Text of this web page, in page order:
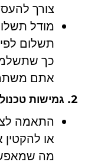
צורך
כך
אתם
2. גמישות טכנולוגית
התאמה
או
מה